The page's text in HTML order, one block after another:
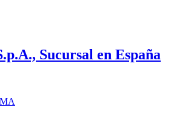
Sucursal en España